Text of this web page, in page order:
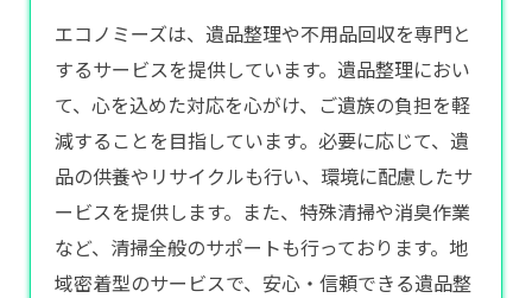
エコノミーズは、遺品整理や不用品回収を専門と
するサービスを提供しています。遺品整理におい
て、心を込めた対応を心がけ、ご遺族の負担を軽
減することを目指しています。必要に応じて、遺
品の供養やリサイクルも行い、環境に配慮したサ
ービスを提供します。また、特殊清掃や消臭作業
など、清掃全般のサポートも行っております。地
域密着型のサービスで、安心・信頼できる遺品整